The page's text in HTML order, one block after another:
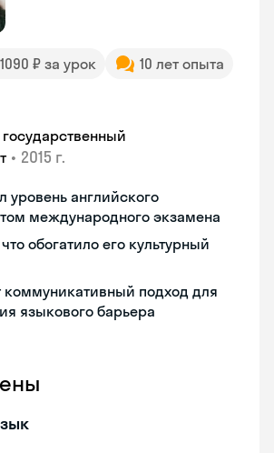
₽ за урок
10 лет опыта
• 2015 г.
уровень английского
международного экзамена
обогатило его культурный
коммуникативный подход для
языкового барьера